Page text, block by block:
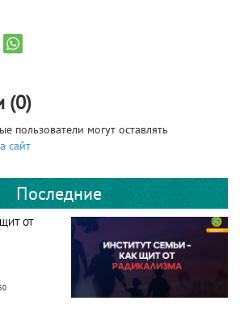
(0)
пользователи могут оставлять
сайт
Последние
ОТ